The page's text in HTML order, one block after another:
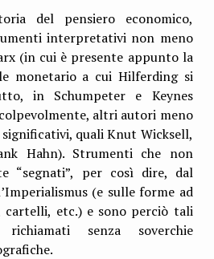
del pensiero economico,
interpretativi non meno
(in cui è presente appunto la
monetario a cui Hilferding si
in Schumpeter e Keynes
altri autori meno
quali Knut Wicksell,
Hahn). Strumenti che non
“segnati”, per così dire, dal
(e sulle forme ad
cartelli, etc.) e sono perciò tali
senza soverchie